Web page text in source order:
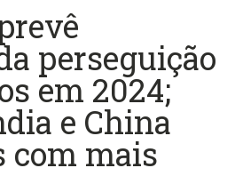
perseguição
em 2024;
e China
com mais